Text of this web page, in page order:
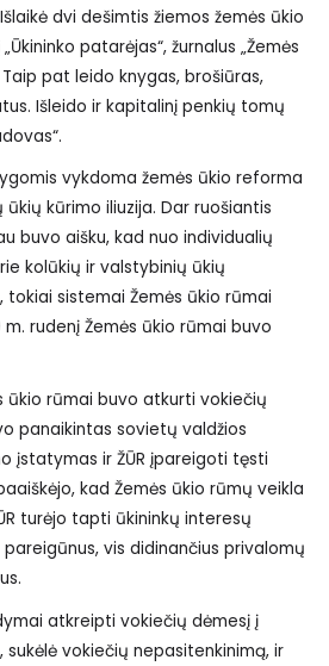
dvi dešimtis žiemos žemės ūkio
patarėjas“, žurnalus „Žemės
Taip pat leido knygas, brošiūras,
Išleido ir kapitalinį penkių tomų
vykdoma žemės ūkio reforma
kūrimo iliuzija. Dar ruošiantis
buvo aišku, kad nuo individualių
kolūkių ir valstybinių ūkių
tokiai sistemai Žemės ūkio rūmai
rudenį Žemės ūkio rūmai buvo
ūkio rūmai buvo atkurti vokiečių
panaikintas sovietų valdžios
įstatymas ir ŽŪR įpareigoti tęsti
kad Žemės ūkio rūmų veikla
turėjo tapti ūkininkų interesų
vis didinančius privalomų
atkreipti vokiečių dėmesį į
vokiečių nepasitenkinimą, ir